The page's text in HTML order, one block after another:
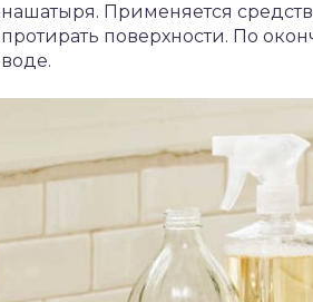
нашатыря. Применяется
протирать поверхности. По
воде.